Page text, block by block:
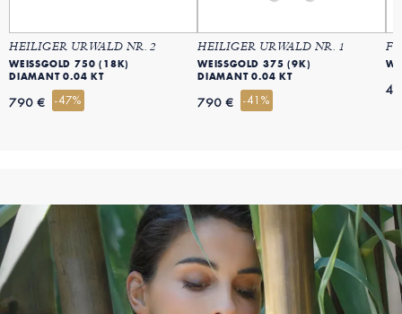
HEILIGER URWALD NR. 2
WEISSGOLD 750 (18K)
DIAMANT 0.04 KT
790 € -47%
HEILIGER URWALD NR. 1
WEISSGOLD 375 (9K)
DIAMANT 0.04 KT
790 € -41%